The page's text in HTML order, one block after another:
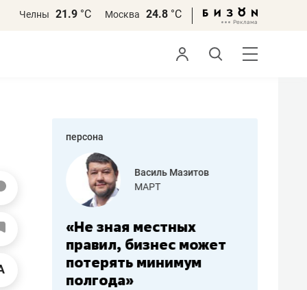
Челны 21.9 °С Москва 24.8 °С
персона
работа
Василь Мазитов
МАРТ
«Не зная местных
правил, бизнес может
потерять минимум
полгода»